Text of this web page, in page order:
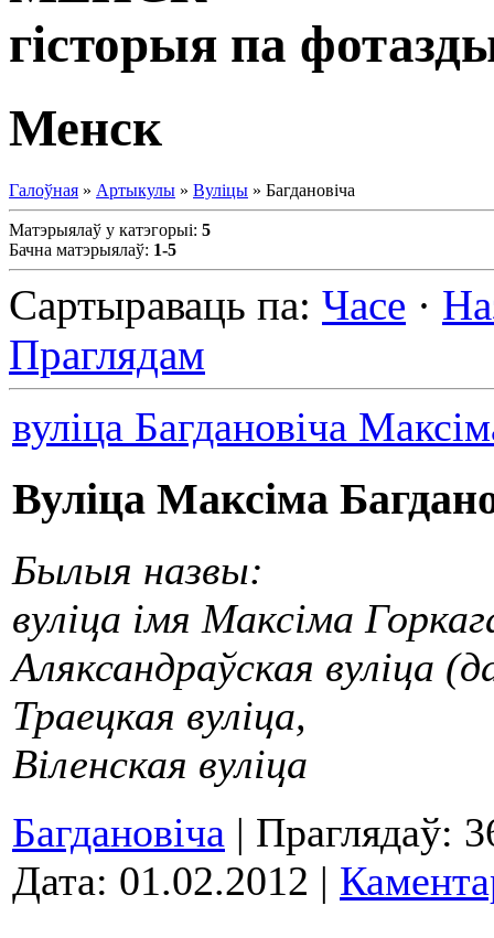
гісторыя па
Менск
Галоўная » Артыкулы » Вуліцы » Багдановіча
Матэрыялаў у катэгорыі: 5
Бачна матэрыялаў: 1-5
Сартыраваць па: Часе ·
Праглядам
вуліца Багдановіча
Вуліца Максіма
Былыя назвы:
вуліца імя Максіма
Аляксандраўская вуліца
Траецкая вуліца,
Віленская вуліца
Багдановіча | Праглядаў:
Дата: 01.02.2012 |